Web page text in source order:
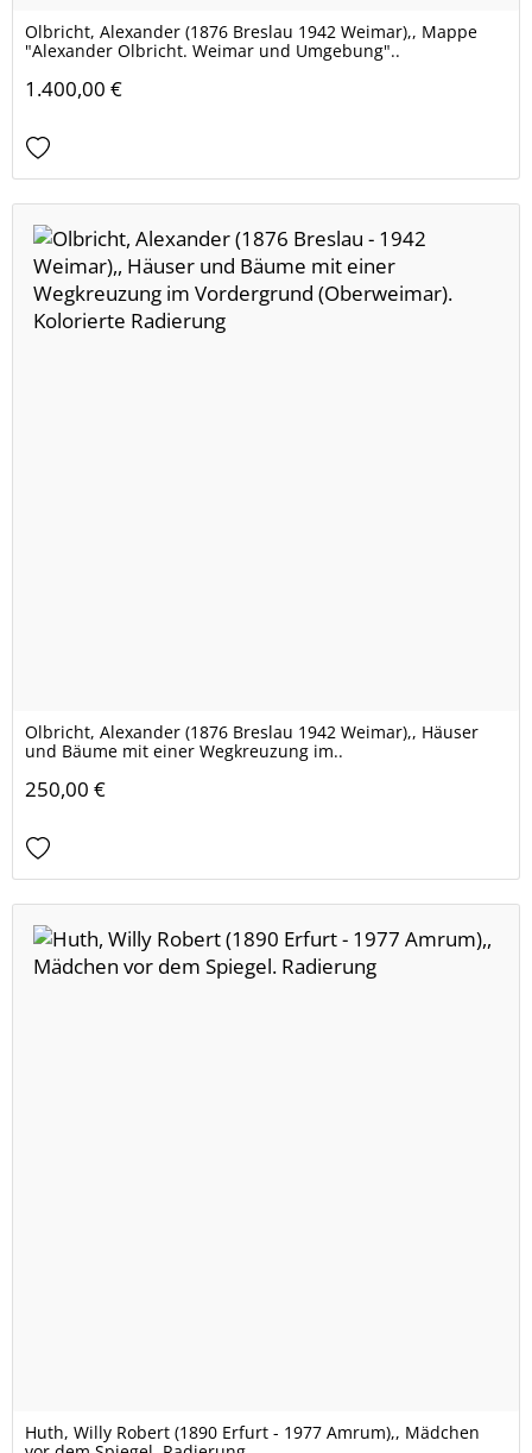
Olbricht, Alexander (1876 Breslau 1942 Weimar),, Mappe
"Alexander Olbricht. Weimar und Umgebung"..
1.400,00 €
Olbricht, Alexander (1876 Breslau 1942 Weimar),, Häuser
und Bäume mit einer Wegkreuzung im..
250,00 €
Huth, Willy Robert (1890 Erfurt - 1977 Amrum),, Mädchen